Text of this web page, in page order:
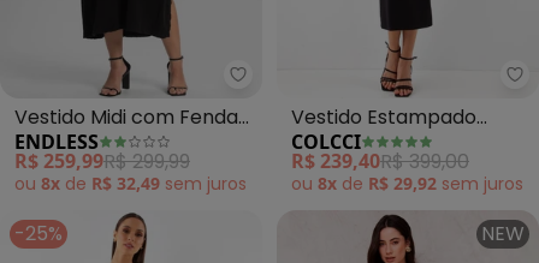
Endless - Vestido Midi com
Vestido Midi com Fenda
Lateral (Preto)
ENDLESS
R$ 259,99R$ 299,99
ou 8x de R$ 32,49 sem juros
Vestido Estampado
(Preto)
COLCCI
R$ 239,40R$ 399,00
ou 8x de R$ 29,92 sem juros
-25% NEW